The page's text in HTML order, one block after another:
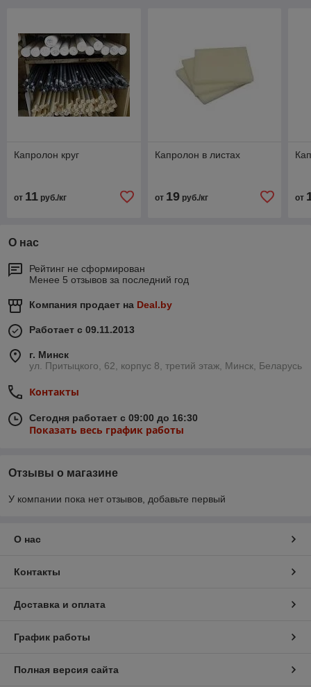
Капролон круг
от 11 руб./кг
Капролон в листах
от 19руб./кг от
О нас
Рейтинг не сформирован
Менее 5 отзывов за последний год
Компания продает на Deal.by
Работает с 09.11.2013
г. Минск
ул. Притыцкого, 62, корпус 8, третий этаж, Минск, Беларусь
Контакты
Сегодня работает с 09:00 до 16:30
Показать весь график работы
Отзывы о магазине
У компании пока нет отзывов, добавьте первый
О нас
Контакты
Доставка и оплата
График работы
Полная версия сайта